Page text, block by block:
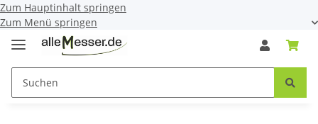
Zum Hauptinhalt springen
Zum Menü springen